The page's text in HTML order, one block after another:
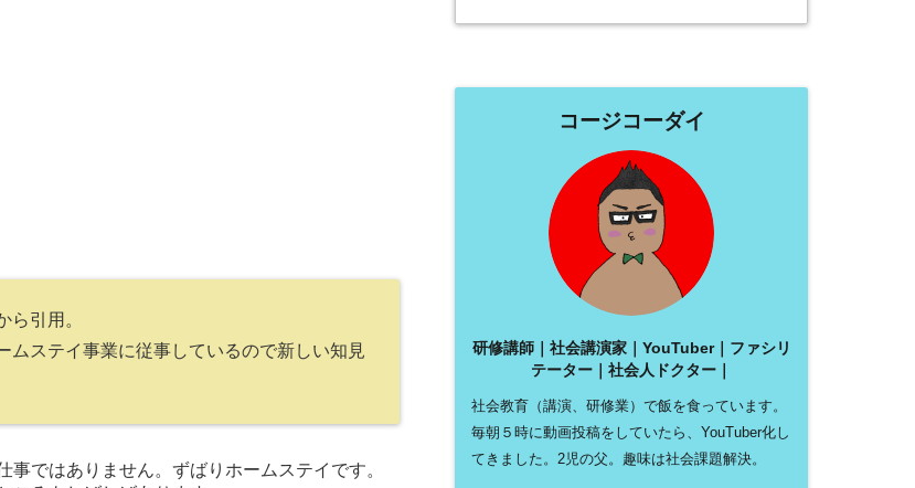
引用。
ムステイ事業に従事しているので新しい知見
ではありません。ずばりホームステイです。
コージコーダイ
研修講師｜社会講演家｜YouTuber｜ファシリ
テーター｜社会人ドクター｜
社会教育（講演、研修業）で飯を食っています。
毎朝５時に動画投稿をしていたら、YouTuber化し
てきました。2児の父。趣味は社会課題解決。